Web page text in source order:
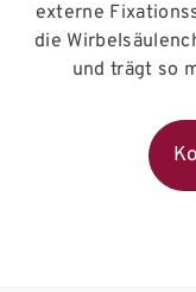
externe
die
und trägt so